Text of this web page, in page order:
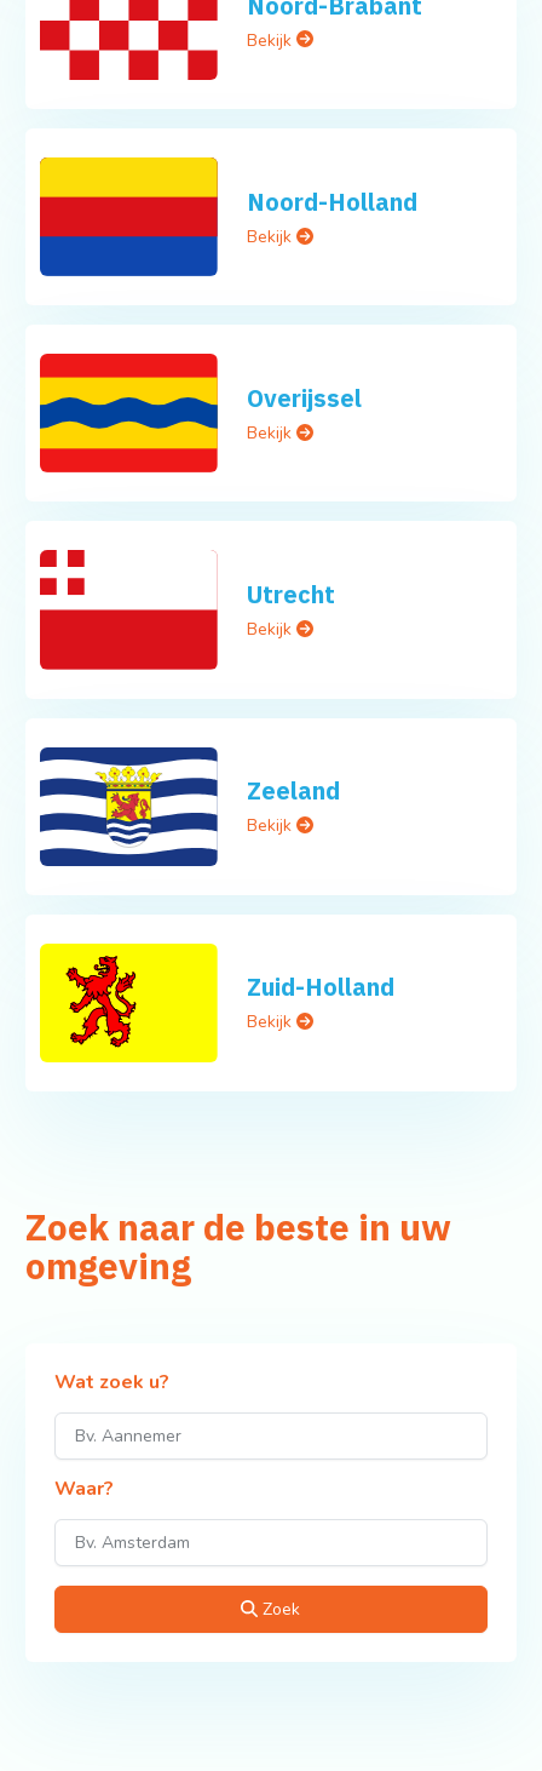
Bekijk
Noord-Holland
Bekijk
Overijssel
Bekijk
Utrecht
Bekijk
Zeeland
Bekijk
Zuid-Holland
Bekijk
Zoek naar de beste in uw
omgeving
Wat zoek u?
Waar?
Zoek